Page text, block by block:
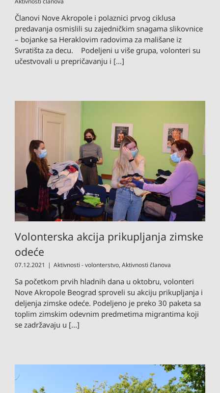
Članovi Nove Akropole i polaznici prvog ciklusa
predavanja osmislili su zajedničkim snagama slikovnice
– bojanke sa Heraklovim radovima za mališane iz
Svratišta za decu. Podeljeni u više grupa, volonteri su
učestvovali u prepričavanju i [...]
Volonterska akcija prikupljanja zimske
odeće
07.12.2021 | Aktivnosti - volonterstvo, Aktivnosti članova
Sa početkom prvih hladnih dana u oktobru, volonteri
Nove Akropole Beograd sproveli su akciju prikupljanja i
deljenja zimske odeće. Podeljeno je preko 30 paketa sa
toplim zimskim odevnim predmetima migrantima koji
se zadržavaju u [...]